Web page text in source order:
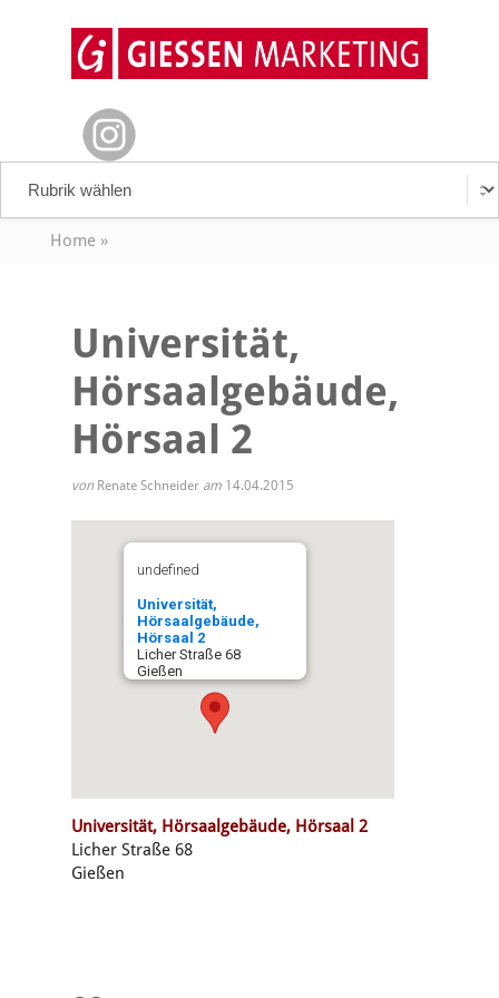
Home»
Universität,
Hörsaalgebäude,
Hörsaal 2
von Renate Schneider am 14.04.2015
undefined
Universität,
Hörsaalgebäude,
Hörsaal 2
Licher Straße 68
Gießen
Universität, Hörsaalgebäude, Hörsaal 2
Licher Straße 68
Gießen